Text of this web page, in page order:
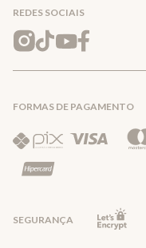
Mapa do Site
Wishlist
Entrega e Frete
Trocas e Devoluções
Política de Privacidade
REDES SOCIAIS
FORMAS DE PAGAMENTO
SEGURANÇA